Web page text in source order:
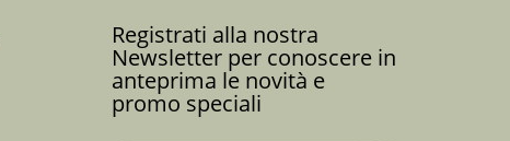
Registrati alla nostra
Newsletter per conoscere in
anteprima le novità e
promo speciali